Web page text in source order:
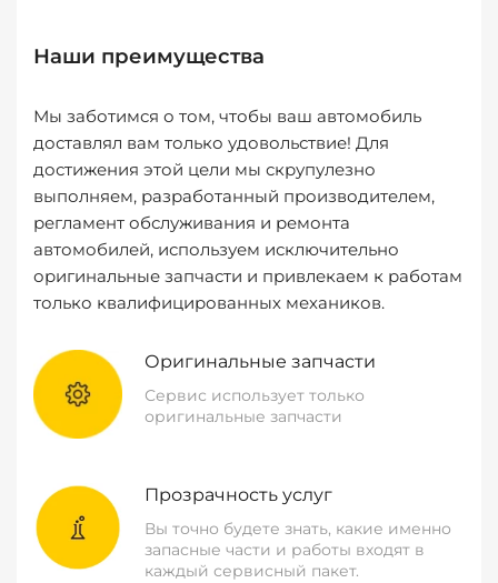
Наши преимущества
Мы заботимся о том, чтобы ваш автомобиль
доставлял вам только удовольствие! Для
достижения этой цели мы скрупулезно
выполняем, разработанный производителем,
регламент обслуживания и ремонта
автомобилей, используем исключительно
оригинальные запчасти и привлекаем к работам
только квалифицированных механиков.
Оригинальные запчасти
Сервис использует только
оригинальные запчасти
Прозрачность услуг
Вы точно будете знать, какие именно
запасные части и работы входят в
каждый сервисный пакет.